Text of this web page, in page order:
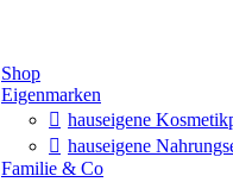
Shop
Eigenmarken
hauseigene
hauseigene
Familie & Co